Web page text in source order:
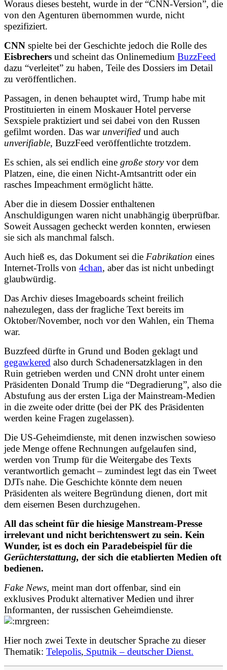
Woraus dieses besteht, wurde in der “CNN-Version”, die
von den Agenturen übernommen wurde, nicht
spezifiziert.
CNN spielte bei der Geschichte jedoch die Rolle des
Eisbrechers und scheint das Onlinemedium BuzzFeed
dazu “verleitet” zu haben, Teile des Dossiers im Detail
zu veröffentlichen.
Passagen, in denen behauptet wird, Trump habe mit
Prostituierten in einem Moskauer Hotel perverse
Sexspiele praktiziert und sei dabei von den Russen
gefilmt worden. Das war unverified und auch
unverifiable, BuzzFeed veröffentlichte trotzdem.
Es schien, als sei endlich eine große storyvor dem
Platzen, eine, die einen Nicht-Amtsantritt oder ein
rasches Impeachment ermöglicht hätte.
Aber die in diesem Dossier enthaltenen
Anschuldigungen waren nicht unabhängig überprüfbar.
Soweit Aussagen gecheckt werden konnten, erwiesen
sie sich als manchmal falsch.
Auch hieß es, das Dokument sei die Fabrikation eines
Internet-Trolls von 4chan, aber das ist nicht unbedingt
glaubwürdig.
Das Archiv dieses Imageboards scheint freilich
nahezulegen, dass der fragliche Text bereits im
Oktober/November, noch vor den Wahlen, ein Thema
war.
Buzzfeed dürfte in Grund und Boden geklagt und
gegawkered also durch Schadenersatzklagen in den
Ruin getrieben werden und CNN droht unter einem
Präsidenten Donald Trump die “Degradierung”, also die
Abstufung aus der ersten Liga der Mainstream-Medien
in die zweite oder dritte (bei der PK des Präsidenten
werden keine Fragen zugelassen).
Die US-Geheimdienste, mit denen inzwischen sowieso
jede Menge offene Rechnungen aufgelaufen sind,
werden von Trump für die Weitergabe des Texts
verantwortlich gemacht – zumindest legt das ein Tweet
DJTs nahe. Die Geschichte könnte dem neuen
Präsidenten als weitere Begründung dienen, dort mit
dem eisernen Besen durchzugehen.
All das scheint für die hiesige Manstream-Presse
irrelevant und nicht berichtenswert zu sein. Kein
Wunder, ist es doch ein Paradebeispiel für die
Gerüchterstattung, der sich die etablierten Medien oft
bedienen.
Fake News, meint man dort offenbar, sind ein
exklusives Produkt alternativer Medien und ihrer
Informanten, der russischen Geheimdienste.
Hier noch zwei Texte in deutscher Sprache zu dieser
Thematik: Telepolis, Sputnik – deutscher Dienst.